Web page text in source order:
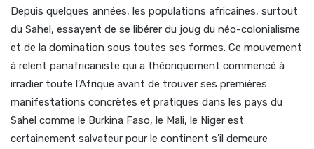
Depuis quelques années, les populations africaines, surtout
du Sahel, essayent de se libérer du joug du néo-colonialisme
et de la domination sous toutes ses formes. Ce mouvement
à relent panafricaniste qui a théoriquement commencé à
irradier toute l’Afrique avant de trouver ses premières
manifestations concrètes et pratiques dans les pays du
Sahel comme le Burkina Faso, le Mali, le Niger est
certainement salvateur pour le continent s’il demeure